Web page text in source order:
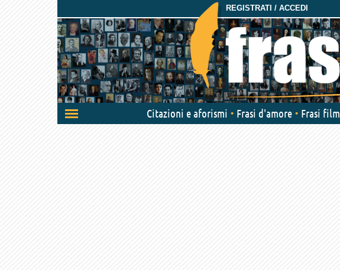
REGISTRATI / ACCEDI
Attiva/disattiva
navigazione
Citazioni e aforismi Frasi d'amore Frasi film